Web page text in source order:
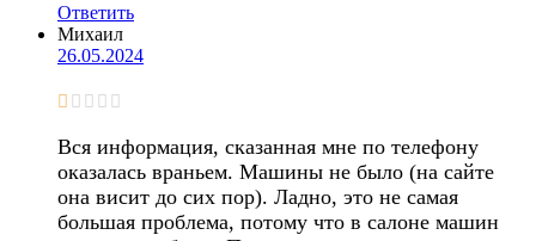
Ответить
Михаил
26.05.2024
Вся информация, сказанная мне по телефону
оказалась враньем. Машины не было (на сайте
она висит до сих пор). Ладно, это не самая
большая проблема, потому что в салоне машин